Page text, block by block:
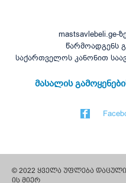
mastsavlebeli.ge-
წარმოადგენს
საქართველოს კანონით
მასალის
© 2022 ყველა უფლება
ის მიერ